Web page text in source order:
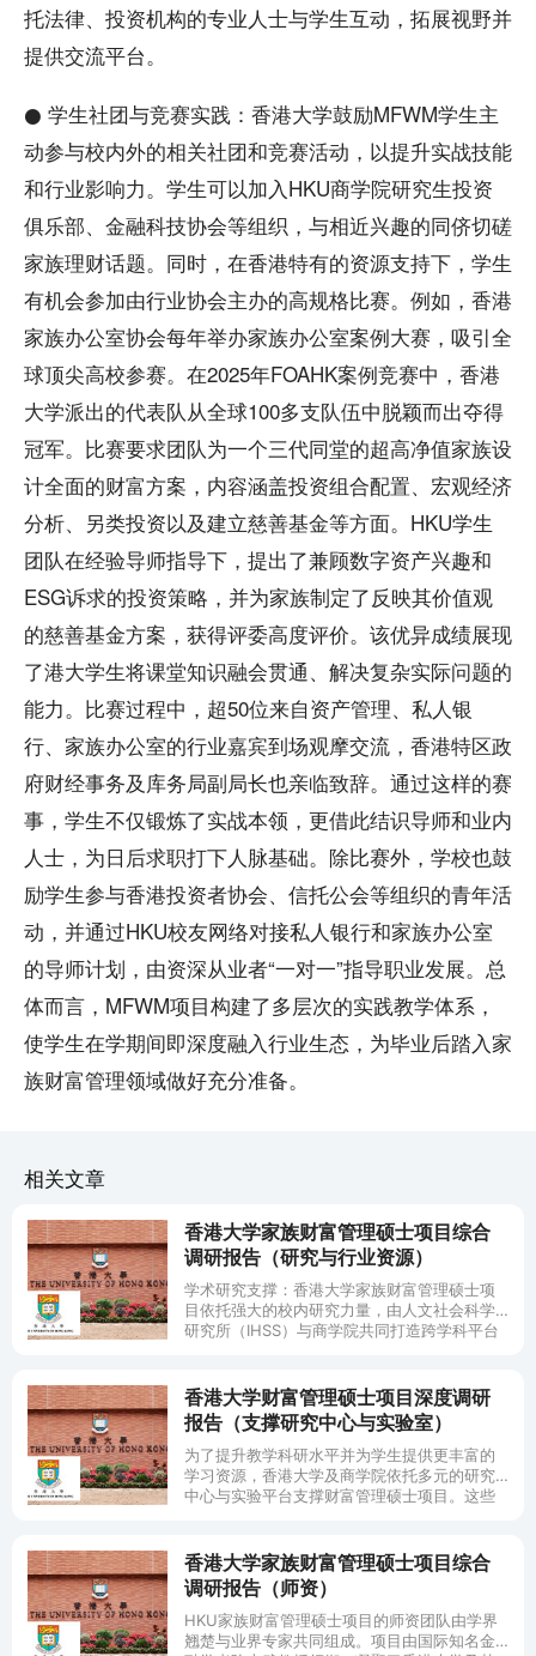
托法律、投资机构的专业人士与学生互动，拓展视野并
提供交流平台。
● 学生社团与竞赛实践：香港大学鼓励MFWM学生主
动参与校内外的相关社团和竞赛活动，以提升实战技能
和行业影响力。学生可以加入HKU商学院研究生投资
俱乐部、金融科技协会等组织，与相近兴趣的同侪切磋
家族理财话题。同时，在香港特有的资源支持下，学生
有机会参加由行业协会主办的高规格比赛。例如，香港
家族办公室协会每年举办家族办公室案例大赛，吸引全
球顶尖高校参赛。在2025年FOAHK案例竞赛中，香港
大学派出的代表队从全球100多支队伍中脱颖而出夺得
冠军。比赛要求团队为一个三代同堂的超高净值家族设
计全面的财富方案，内容涵盖投资组合配置、宏观经济
分析、另类投资以及建立慈善基金等方面。HKU学生
团队在经验导师指导下，提出了兼顾数字资产兴趣和
ESG诉求的投资策略，并为家族制定了反映其价值观
的慈善基金方案，获得评委高度评价。该优异成绩展现
了港大学生将课堂知识融会贯通、解决复杂实际问题的
能力。比赛过程中，超50位来自资产管理、私人银
行、家族办公室的行业嘉宾到场观摩交流，香港特区政
府财经事务及库务局副局长也亲临致辞。通过这样的赛
事，学生不仅锻炼了实战本领，更借此结识导师和业内
人士，为日后求职打下人脉基础。除比赛外，学校也鼓
励学生参与香港投资者协会、信托公会等组织的青年活
动，并通过HKU校友网络对接私人银行和家族办公室
的导师计划，由资深从业者“一对一”指导职业发展。总
体而言，MFWM项目构建了多层次的实践教学体系，
使学生在学期间即深度融入行业生态，为毕业后踏入家
族财富管理领域做好充分准备。
相关文章
香港大学家族财富管理硕士项目综合
调研报告（研究与行业资源）
学术研究支撑：香港大学家族财富管理硕士项
目依托强大的校内研究力量，由人文社会科学
研究所（IHSS）与商学院共同打造跨学科平台
香港大学财富管理硕士项目深度调研
报告（支撑研究中心与实验室）
为了提升教学科研水平并为学生提供更丰富的
学习资源，香港大学及商学院依托多元的研究
中心与实验平台支撑财富管理硕士项目。这些
业孵化提供支持。
香港大学家族财富管理硕士项目综合
调研报告（师资）
HKU家族财富管理硕士项目的师资团队由学界
翘楚与业界专家共同组成。项目由国际知名金